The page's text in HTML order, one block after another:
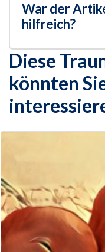
War der
hilfreich?
Diese
könnten